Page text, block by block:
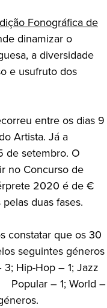
Fonográfica de
dinamizar o
a diversidade
e usufruto dos
entre os dias 9
Artista. Já a
de setembro. O
no Concurso de
2020 é de €
duas fases.
constatar que os 30
seguintes géneros
Hip-Hop – 1; Jazz
– 1; World –